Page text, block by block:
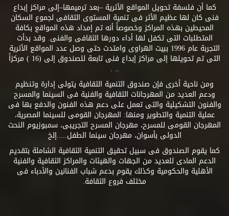
كما أن فلسفة تحويل المواقع الأثرية –بعد ترميمها–إلى مراكز إبداع
فنى كان لها عظيم الأثر فى تنمية المستوى الثقافى لجموع السكان
المحيطين بهذه المراكز وخصوصاً أنه تم إمداد هذه المواقع بكافة
المتطلبات التى تكفل لها أداء دورها الثقافى والفنى. وقد بدأت
التجربة عام 1996 ببيت الهراوى وامتدت حتى وصل عدد المواقع الأثرية
التى تم تحويلها إلى مراكز إبداع فنى تابعة للصندوق إلى (16 ) مركزاً
.. .
ومن ناحية أخرى فإن صندوق التنمية الثقافية يتولى إدارة وتنظيم
ودعم العديد من المهرجانات الثقافية والفنية فى السينما والمسرح
والفنون التشكيلية والتى تعمل على دعم هذه الفنون والدفع بها فى
عملية التنمية والتطوير ومنها: المهرجان القومى للسينما المصرية،
المهرجان القومى للمسرح، مهرجان المسرح التجريبى، سمبوزيوم النحت
الدولى بأسوان، مهرجان سينما الطفل.....إلخ
كما يقوم الصندوق فى سبيل تحقيق التنمية الثقافية الشاملة بتقديم
الدعم المادى للعديد من الجهات والهيئات والمراكز الثقافية والفنية
الأهلية والحكومية وكذلك يقوم بدعم شباب الفنانين والأدباء فى
مختلف فروع الثقافة.